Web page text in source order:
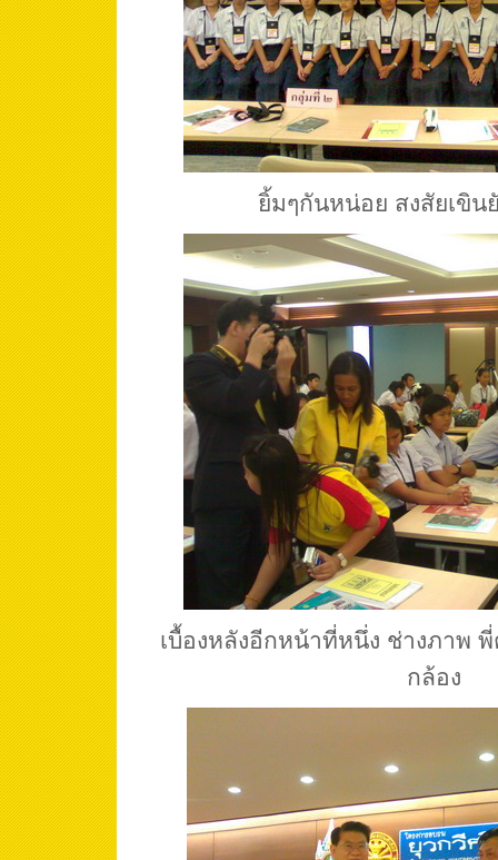
ยิ้มๆกันหน่อย สงสัยเขิน
เบื้องหลังอีกหน้าที่หนึ่ง ช่างภาพ
กล้อง